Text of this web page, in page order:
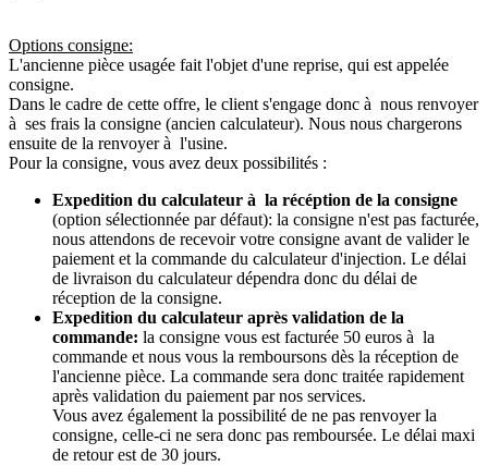
Options consigne:
L'ancienne pièce usagée fait l'objet d'une reprise, qui est appelée
consigne.
Dans le cadre de cette offre, le client s'engage donc à nous renvoyer
à ses frais la consigne (ancien calculateur). Nous nous chargerons
ensuite de la renvoyer à l'usine.
Pour la consigne, vous avez deux possibilités :
Expedition du calculateur à la récéption de la consigne
(option sélectionnée par défaut): la consigne n'est pas facturée,
nous attendons de recevoir votre consigne avant de valider le
paiement et la commande du calculateur d'injection. Le délai
de livraison du calculateur dépendra donc du délai de
réception de la consigne.
Expedition du calculateur après validation de la
commande: la consigne vous est facturée 50 euros à la
commande et nous vous la remboursons dès la réception de
l'ancienne pièce. La commande sera donc traitée rapidement
après validation du paiement par nos services.
Vous avez également la possibilité de ne pas renvoyer la
consigne, celle-ci ne sera donc pas remboursée. Le délai maxi
de retour est de 30 jours.